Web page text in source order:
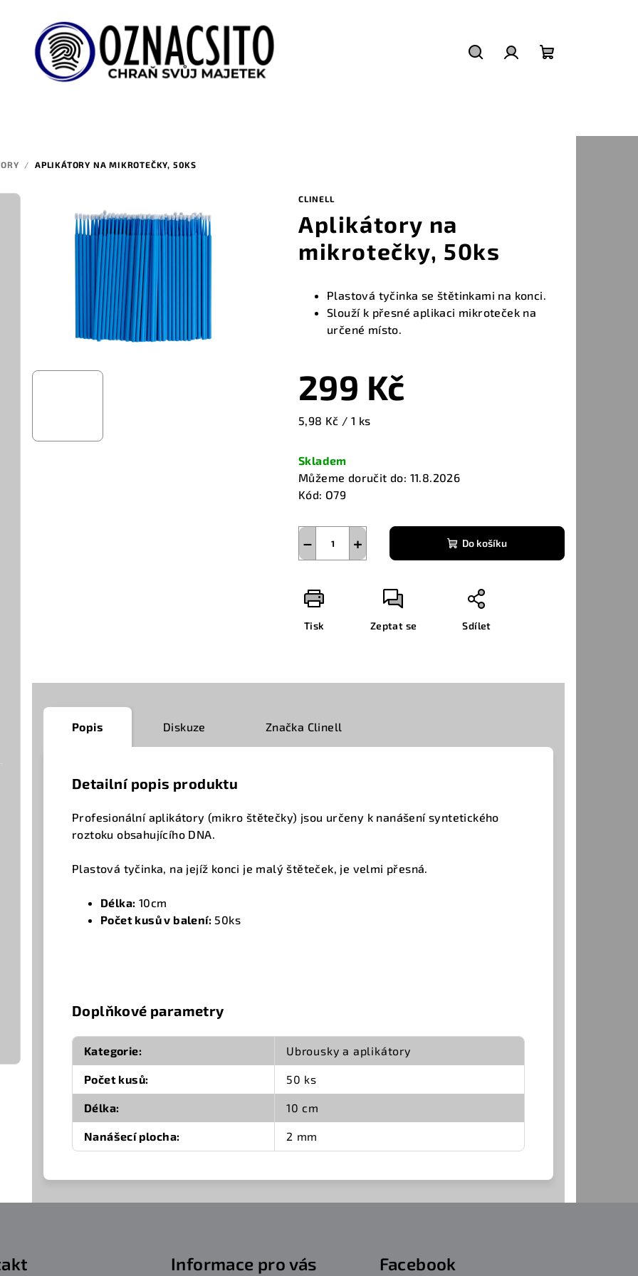
/ APLIKÁTORY NA MIKROTEČKY, 50KS
CLINELL
Aplikátory na
mikrotečky, 50ks
Plastová tyčinka se štětinkami na konci.
Slouží k přesné aplikaci mikroteček na
určené místo.
299 Kč
Měrná
5,98 Kč / 1 ks
Skladem
Můžeme doručit do: 11.8.2026
Kód: O79
+
− Do košíku
Tisk Zeptat se Sdílet
Popis Diskuze Značka Clinell
Detailní popis produktu
Profesionální aplikátory (mikro štětečky) jsou určeny k nanášení syntetického
roztoku obsahujícího DNA.
Plastová tyčinka, na jejíž konci je malý štěteček, je velmi přesná.
Délka: 10cm
Počet kusů v balení: 50ks
Doplňkové parametry
Kategorie: Ubrousky a aplikátory
Počet kusů: 50 ks
Délka: 10 cm
Nanášecí plocha: 2 mm
Informace pro vás Facebook